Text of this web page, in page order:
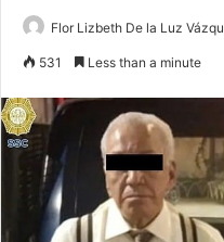
Flor Lizbeth De la Luz
531 Less than a minute